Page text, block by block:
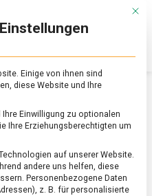
Online-
Magazin
zu
&
Ernährung
Mit
Einige von ihnen sind
diese Website und Ihre
Einwilligung zu optionalen
Ihre Erziehungsberechtigten um
auf unserer Website.
andere uns helfen, diese
Personenbezogene Daten
z. B. für personalisierte